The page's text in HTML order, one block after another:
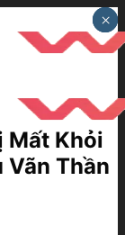
Mất Khỏi
Vãn Thần
×
×
×